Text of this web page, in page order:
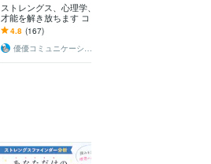
ストレングス、心理学、脳科学で
才能を解き放ちます コミュニケ
ーションに悩む人、「メンター」
が周りにいない人向け
4.8 (167)
優優コミュニケーション工藤